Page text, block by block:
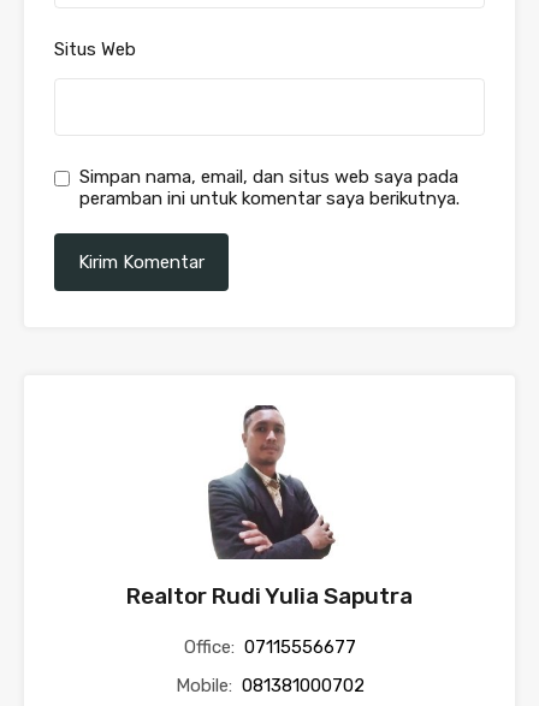
Situs Web
Simpan nama, email, dan situs web saya pada
peramban ini untuk komentar saya berikutnya.
Realtor Rudi Yulia Saputra
Office: 07115556677
Mobile: 081381000702